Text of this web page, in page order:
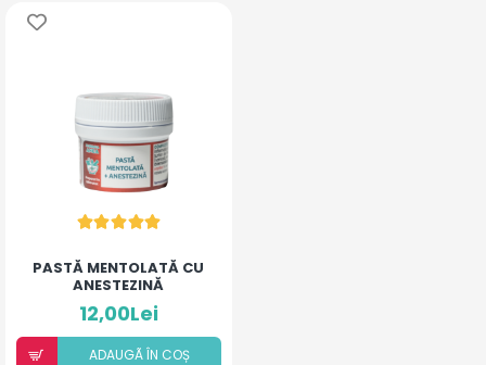
PASTĂ MENTOLATĂ CU
ANESTEZINĂ
12,00Lei
ADAUGÃ ÎN COȘ